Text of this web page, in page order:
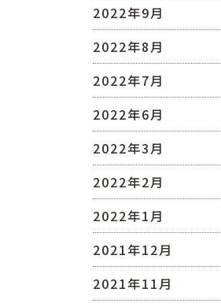
2022年9月
2022年8月
2022年7月
2022年6月
2022年3月
2022年2月
2022年1月
2021年12月
2021年11月